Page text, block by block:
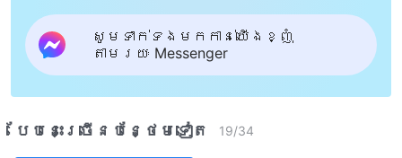
សូមទាក់ទងមកកាន់យើងខ្ញុំ
តាមរយៈ Messenger
បែបនេះ​ច្រើនបន្ថែម​ទៀត​ 19/34